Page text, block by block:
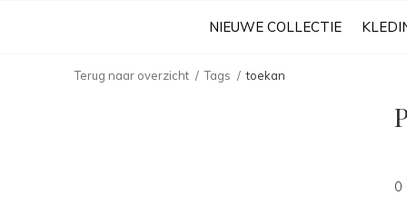
NIEUWE COLLECTIE
Terug naar overzicht Tags toekan
0